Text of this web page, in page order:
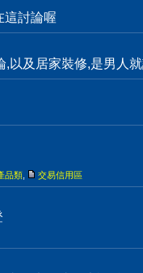
這討論喔
以及居家裝修,是男人
品類 交易信用區